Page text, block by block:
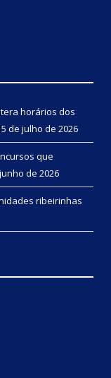
horários dos
de julho de 2026
que
de 2026
ribeirinhas